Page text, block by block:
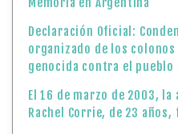
Declaración Oficial:
organizado de los
genocida contra el
El 16 de marzo de 2003,
Rachel Corrie, de 23 años,